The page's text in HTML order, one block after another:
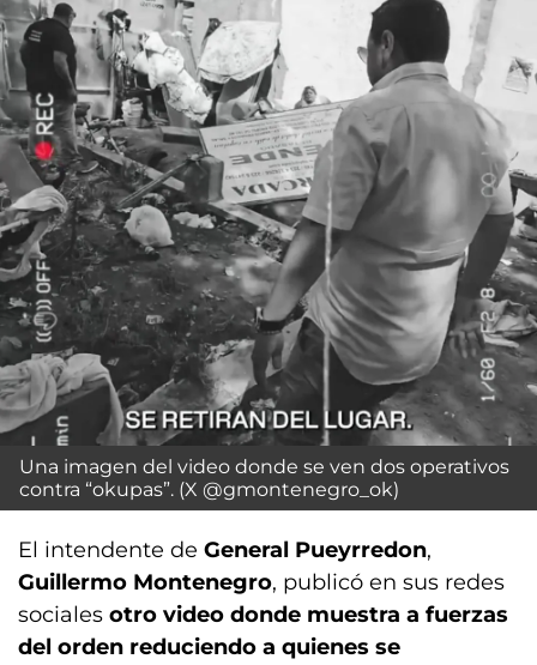
Una imagen del video donde se ven dos operativos
contra “okupas”. (X @gmontenegro_ok)
El intendente de General Pueyrredon,
Guillermo Montenegro, publicó en sus redes
sociales otro video donde muestra a fuerzas
del orden reduciendo a quienes se